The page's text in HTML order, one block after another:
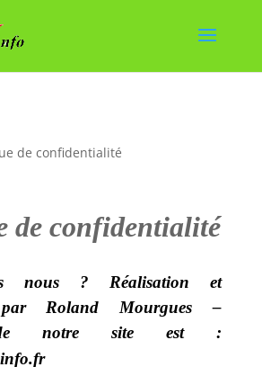
de confidentialité
de confidentialité
nous ? Réalisation et
Roland Mourgues –
de notre site est :